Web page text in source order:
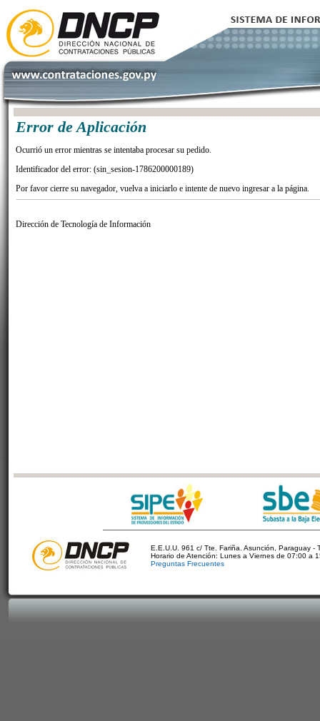
Error de Aplicación
Ocurrió un error mientras se intentaba procesar su pedido.
Identificador del error: (sin_sesion-1786200000189)
Por favor cierre su navegador, vuelva a iniciarlo e intente de nuevo ingresar a la página.
Dirección de Tecnología de Información
E.E.U.U. 961 c/ Tte. Fariña. Asunción, Paraguay -
Horario de Atención: Lunes a Viernes de 07:00 a
Preguntas Frecuentes